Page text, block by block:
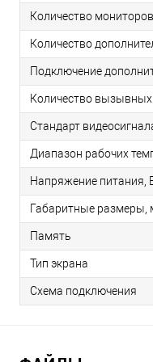
Количество
Количество
Подключение
Количество
Стандарт
Диапазон рабочих
Напряжение питания,
Габаритные размеры,
Память
Тип экрана
Схема подключения